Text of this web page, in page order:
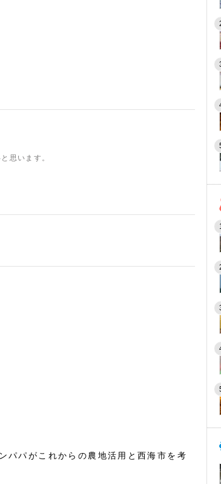
思います。
パパがこれからの農地活用と西海市を考